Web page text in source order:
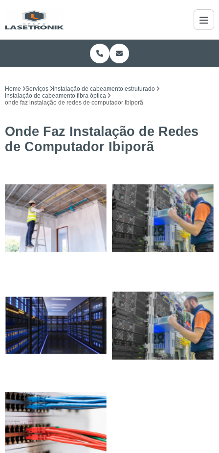
Home Serviços
instalação de cabeamento estruturado
instalação de cabeamento fibra óptica
onde faz instalação de redes de computador Ibiporã
Onde Faz Instalação de Redes
de Computador Ibiporã